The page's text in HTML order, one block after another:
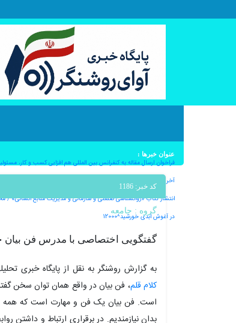
عنوان خبرها :
فراخوان ارسال مقاله به کنفرانس بین المللی هم افزایی کسب و کار، مسئولیت
آخرین کامیت؛بدرود ماهان ملک آرا – به قلم دکتر ملیکا ملک آرا^12000
انتشار کتاب «روانشناسی صنعتی و سازمانی و مدیریت منابع انسانی» / محمد
در آغوش ابدی خورشید^12000
کد خبر: 1186
گروه : جامعه
گفتگویی اختصاصی با مدرس فن بیان
به گزارش روشنگر به نقل از پایگاه خبری
کلام قلم، فن بیان در واقع همان توان سخن
است. فن بیان یک فن و مهارت است که همه
بدان نیازمندیم. در برقراری ارتباط و داشتن